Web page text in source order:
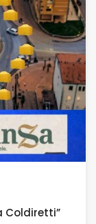
Coldiretti”